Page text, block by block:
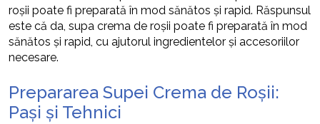
roșii poate fi preparată în mod sănătos și rapid. Răspunsul
este că da, supa crema de roșii poate fi preparată în mod
sănătos și rapid, cu ajutorul ingredientelor și accesoriilor
necesare.
Prepararea Supei Crema de Roșii:
Pași și Tehnici